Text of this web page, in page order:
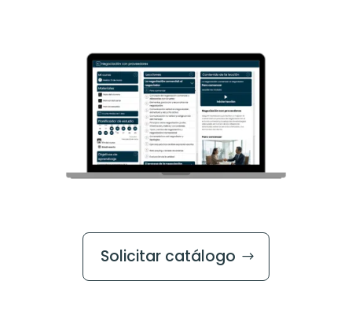
Solicitar catálogo